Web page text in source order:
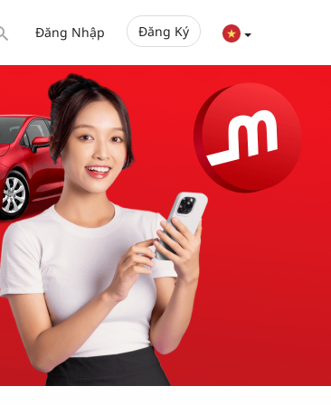
Đăng Nhập Đăng Ký